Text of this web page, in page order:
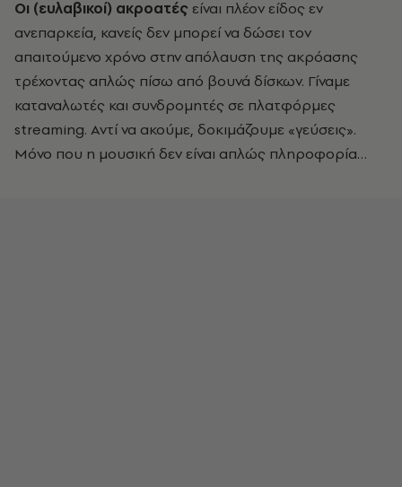
Οι (ευλαβικοί) ακροατές είναι πλέον είδος εν
ανεπαρκεία, κανείς δεν μπορεί να δώσει τον
απαιτούμενο χρόνο στην απόλαυση της ακρόασης
τρέχοντας απλώς πίσω από βουνά δίσκων. Γίναμε
καταναλωτές και συνδρομητές σε πλατφόρμες
streaming. Αντί να ακούμε, δοκιμάζουμε «γεύσεις».
Μόνο που η μουσική δεν είναι απλώς πληροφορία…